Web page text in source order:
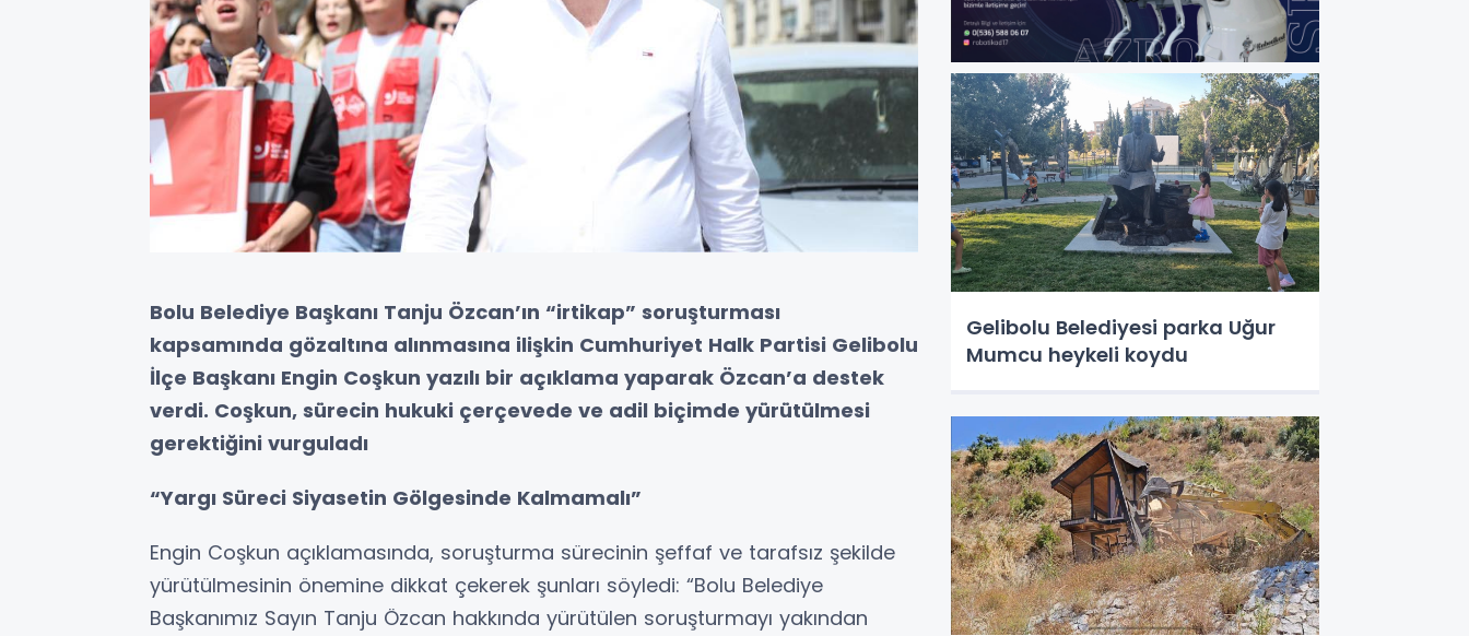
Bolu Belediye Başkanı Tanju Özcan’ın “irtikap” soruşturması
kapsamında gözaltına alınmasına ilişkin Cumhuriyet Halk Partisi Gelibolu
İlçe Başkanı Engin Coşkun yazılı bir açıklama yaparak Özcan’a destek
verdi. Coşkun, sürecin hukuki çerçevede ve adil biçimde yürütülmesi
gerektiğini vurguladı
“Yargı Süreci Siyasetin Gölgesinde Kalmamalı”
Engin Coşkun açıklamasında, soruşturma sürecinin şeffaf ve tarafsız şekilde
yürütülmesinin önemine dikkat çekerek şunları söyledi: “Bolu Belediye
Başkanımız Sayın Tanju Özcan hakkında yürütülen soruşturmayı yakından
Gelibolu Belediyesi parka Uğur
Mumcu heykeli koydu